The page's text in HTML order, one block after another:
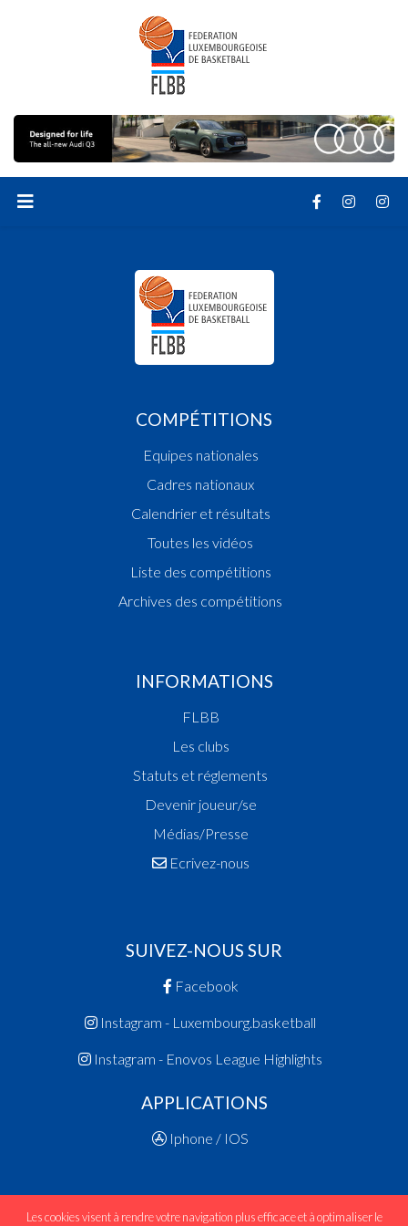
COMPÉTITIONS
Equipes nationales
Cadres nationaux
Calendrier et résultats
Toutes les vidéos
Liste des compétitions
Archives des compétitions
INFORMATIONS
FLBB
Les clubs
Statuts et réglements
Devenir joueur/se
Médias/Presse
Ecrivez-nous
SUIVEZ-NOUS SUR
Facebook
Instagram - Luxembourg.basketball
Instagram - Enovos League Highlights
APPLICATIONS
Iphone / IOS
Les cookies visent à rendre votre navigation plus efficace et à optimaliser le